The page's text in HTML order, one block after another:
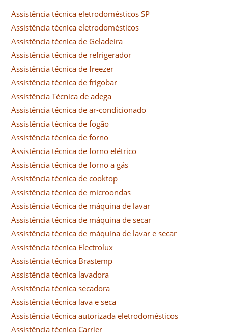
Assistência técnica eletrodomésticos SP
Assistência técnica eletrodomésticos
Assistência técnica de Geladeira
Assistência técnica de refrigerador
Assistência técnica de freezer
Assistência técnica de frigobar
Assistência Técnica de adega
Assistência técnica de ar-condicionado
Assistência técnica de fogão
Assistência técnica de forno
Assistência técnica de forno elétrico
Assistência técnica de forno a gás
Assistência técnica de cooktop
Assistência técnica de microondas
Assistência técnica de máquina de lavar
Assistência técnica de máquina de secar
Assistência técnica de máquina de lavar e secar
Assistência técnica Electrolux
Assistência técnica Brastemp
Assistência técnica lavadora
Assistência técnica secadora
Assistência técnica lava e seca
Assistência técnica autorizada eletrodomésticos
Assistência técnica Carrier